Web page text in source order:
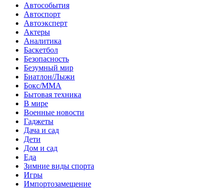
Автособытия
Автоспорт
Автоэксперт
Актеры
Аналитика
Баскетбол
Безопасность
Безумный мир
Биатлон/Лыжи
Бокс/MMA
Бытовая техника
В мире
Военные новости
Гаджеты
Дача и сад
Дети
Дом и сад
Еда
Зимние виды спорта
Игры
Импортозамещение